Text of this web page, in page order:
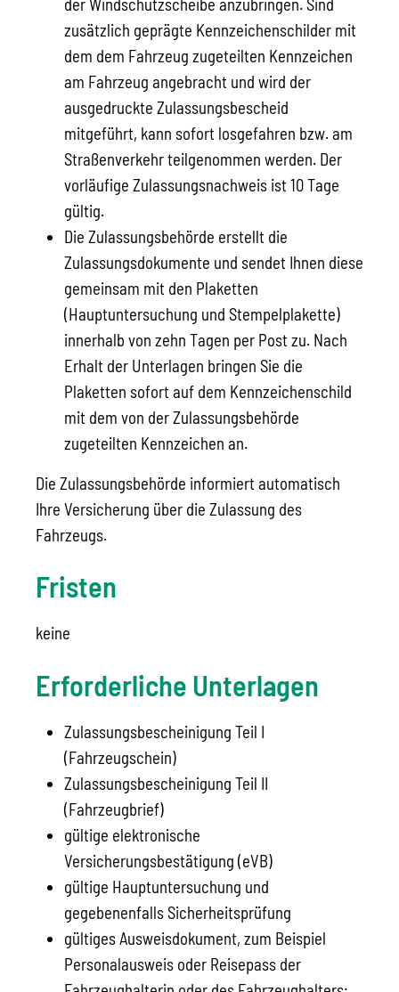
zusätzlich geprägte Kennzeichenschilder mit
dem dem Fahrzeug zugeteilten Kennzeichen
am Fahrzeug angebracht und wird der
ausgedruckte Zulassungsbescheid
mitgeführt, kann sofort losgefahren bzw. am
Straßenverkehr teilgenommen werden. Der
vorläufige Zulassungsnachweis ist 10 Tage
gültig.
Die Zulassungsbehörde erstellt die
Zulassungsdokumente und sendet Ihnen diese
gemeinsam mit den Plaketten
(Hauptuntersuchung und Stempelplakette)
innerhalb von zehn Tagen per Post zu. Nach
Erhalt der Unterlagen bringen Sie die
Plaketten sofort auf dem Kennzeichenschild
mit dem von der Zulassungsbehörde
zugeteilten Kennzeichen an.
Die Zulassungsbehörde informiert automatisch
Ihre Versicherung über die Zulassung des
Fahrzeugs.
Fristen
keine
Erforderliche Unterlagen
Zulassungsbescheinigung Teil I
(Fahrzeugschein)
Zulassungsbescheinigung Teil II
(Fahrzeugbrief)
gültige elektronische
Versicherungsbestätigung (eVB)
gültige Hauptuntersuchung und
gegebenenfalls Sicherheitsprüfung
gültiges Ausweisdokument, zum Beispiel
Personalausweis oder Reisepass der